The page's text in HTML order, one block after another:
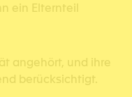
ein Elternteil
angehört, und ihre
berücksichtigt.